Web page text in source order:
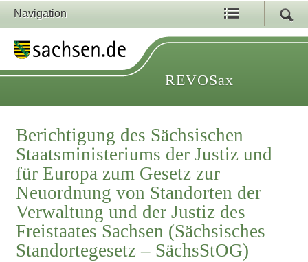
Navigation
REVOSax
Berichtigung des Sächsischen
Staatsministeriums der Justiz und
für Europa zum Gesetz zur
Neuordnung von Standorten der
Verwaltung und der Justiz des
Freistaates Sachsen (Sächsisches
Standortegesetz – SächsStOG)